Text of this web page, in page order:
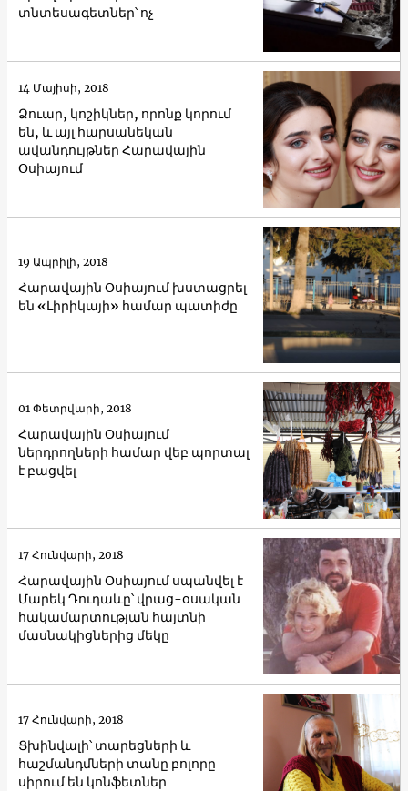
տնտեսագետներ՝ ոչ
Ձուար, կոշիկներ, որոնք կորում
են, և այլ հարսանեկան
ավանդույթներ Հարավային
Օսիայում
14 Մայիսի, 2018
Հարավային Օսիայում խստացրել
են «Լիրիկայի» համար պատիժը
19 Ապրիլի, 2018
Հարավային Օսիայում
ներդրողների համար վեբ պորտալ
է բացվել
01 Փետրվարի, 2018
Հարավային Օսիայում սպանվել է
Մարեկ Դուդաևը՝ վրաց-օսական
հակամարտության հայտնի
մասնակիցներից մեկը
17 Հունվարի, 2018
Ցխինվալի՝ տարեցների և
հաշմանդմների տանը բոլորը
սիրում են կոնֆետներ
17 Հունվարի, 2018